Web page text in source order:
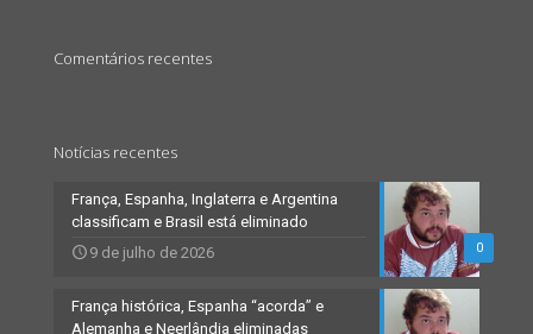
Comentários recentes
Notícias recentes
0
França, Espanha, Inglaterra e Argentina
classificam e Brasil está eliminado
9 de julho de 2026
França histórica, Espanha “acorda” e
Alemanha e Neerlândia eliminadas